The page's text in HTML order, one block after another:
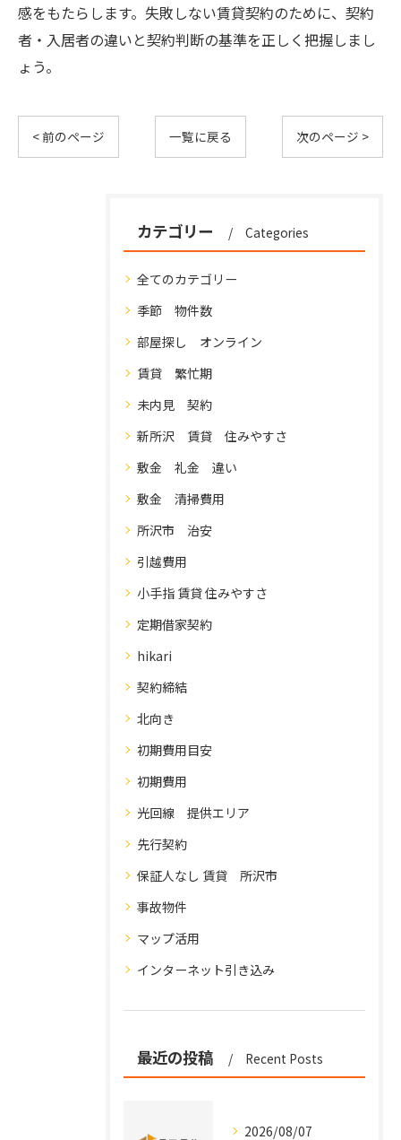
感をもたらします。失敗しない賃貸契約のために、契約
者・入居者の違いと契約判断の基準を正しく把握しまし
ょう。
< 前のページ 一覧に戻る 次のページ >
カテゴリー Categories
全てのカテゴリー
季節 物件数
部屋探し オンライン
賃貸 繁忙期
未内見 契約
新所沢 賃貸 住みやすさ
敷金 礼金 違い
敷金 清掃費用
所沢市 治安
引越費用
小手指 賃貸 住みやすさ
定期借家契約
hikari
契約締結
北向き
初期費用目安
初期費用
光回線 提供エリア
先行契約
保証人なし 賃貸 所沢市
事故物件
マップ活用
インターネット引き込み
最近の投稿 Recent Posts
2026/08/07